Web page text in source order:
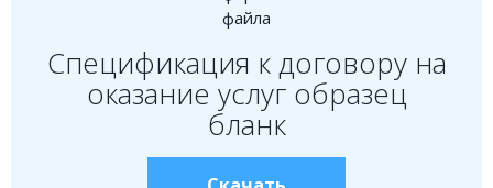
Спецификация к договору на
оказание услуг образец
бланк
Административное право
Военное право
Гражданское право
Документы и договора